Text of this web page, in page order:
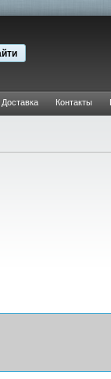
Доставка Контакты